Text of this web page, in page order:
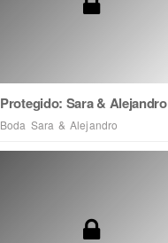
Protegido: Sara & Alejandro
Boda Sara & Alejandro